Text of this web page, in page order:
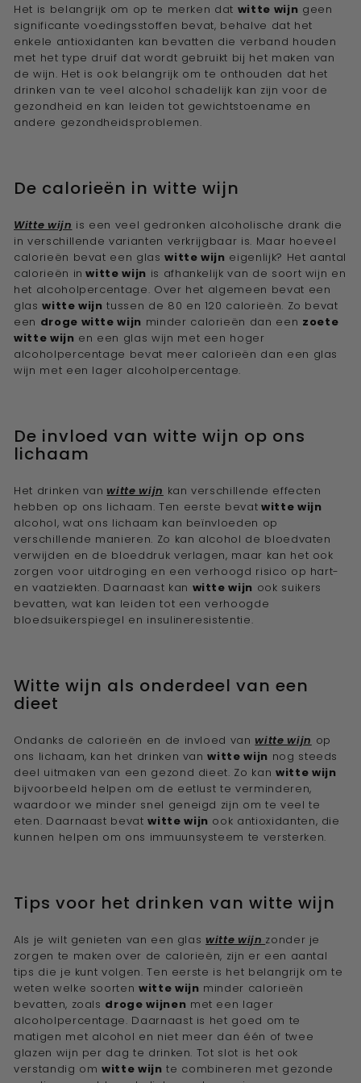
Het is belangrijk om op te merken dat witte wijn geen
significante voedingsstoffen bevat, behalve dat het
enkele antioxidanten kan bevatten die verband houden
met het type druif dat wordt gebruikt bij het maken van
de wijn. Het is ook belangrijk om te onthouden dat het
drinken van te veel alcohol schadelijk kan zijn voor de
gezondheid en kan leiden tot gewichtstoename en
andere gezondheidsproblemen.
De calorieën in witte wijn
Witte wijn is een veel gedronken alcoholische drank die
in verschillende varianten verkrijgbaar is. Maar hoeveel
calorieën bevat een glaswitte wijn eigenlijk? Het aantal
calorieën in witte wijn is afhankelijk van de soort wijn en
het alcoholpercentage. Over het algemeen bevat een
glaswitte wijn tussen de 80 en 120 calorieën. Zo bevat
een droge witte wijn minder calorieën dan een zoete
witte wijn en een glas wijn met een hoger
alcoholpercentage bevat meer calorieën dan een glas
wijn met een lager alcoholpercentage.
De invloed van witte wijn op ons
lichaam
Het drinken van witte wijn kan verschillende effecten
hebben op ons lichaam. Ten eerste bevat witte wijn
alcohol, wat ons lichaam kan beïnvloeden op
verschillende manieren. Zo kan alcohol de bloedvaten
verwijden en de bloeddruk verlagen, maar kan het ook
zorgen voor uitdroging en een verhoogd risico op hart-
en vaatziekten. Daarnaast kan witte wijn ook suikers
bevatten, wat kan leiden tot een verhoogde
bloedsuikerspiegel en insulineresistentie.
Witte wijn als onderdeel van een
dieet
Ondanks de calorieën en de invloed vanwitte wijn op
ons lichaam, kan het drinken vanwitte wijn nog steeds
deel uitmaken van een gezond dieet. Zo kan witte wijn
bijvoorbeeld helpen om de eetlust te verminderen,
waardoor we minder snel geneigd zijn om te veel te
eten. Daarnaast bevatwitte wijn ook antioxidanten, die
kunnen helpen om ons immuunsysteem te versterken.
Tips voor het drinken van witte wijn
Als je wilt genieten van een glaswitte wijn zonder je
zorgen te maken over de calorieën, zijn er een aantal
tips die je kunt volgen. Ten eerste is het belangrijk om te
weten welke soorten witte wijn minder calorieën
bevatten, zoals droge wijnen met een lager
alcoholpercentage. Daarnaast is het goed om te
matigen met alcohol en niet meer dan één of twee
glazen wijn per dag te drinken. Tot slot is het ook
verstandig omwitte wijn te combineren met gezonde